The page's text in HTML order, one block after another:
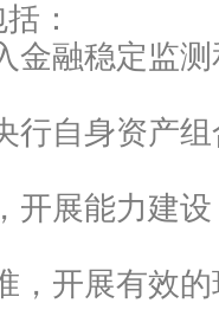
：
金融稳定监
行自身资产
开展能力建
，开展有效